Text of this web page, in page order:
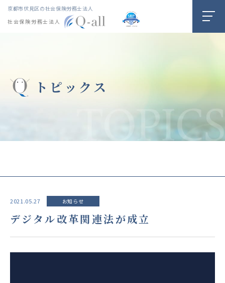
京都市伏見区の社会保険労務士法人
社会保険労務士法人
トピックス
2021.05.27 お知らせ
デジタル改革関連法が成立